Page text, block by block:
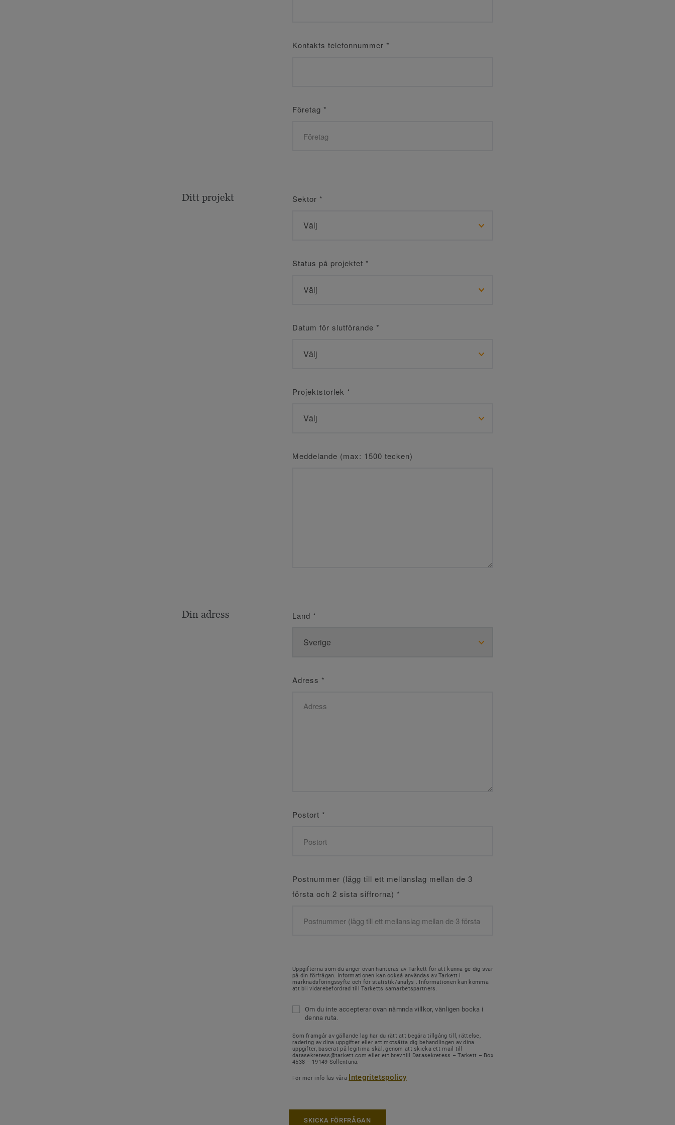
Kontakts telefonnummer *
Företag *
Ditt projekt Sektor *
Status på projektet *
Datum för slutförande *
Projektstorlek *
Meddelande (max: 1500 tecken)
Din adress Land *
Adress *
Postort *
Postnummer (lägg till ett mellanslag mellan de 3
första och 2 sista siffrorna) *
Uppgifterna som du anger ovan hanteras av Tarkett för att kunna ge dig svar
på din förfrågan. Informationen kan också användas av Tarkett i
marknadsföringssyfte och för statistik/analys . Informationen kan komma
att bli vidarebefordrad till Tarketts samarbetspartners.
Om du inte accepterar ovan nämnda villkor, vänligen bocka i
denna ruta.
Som framgår av gällande lag har du rätt att begära tillgång till, rättelse,
radering av dina uppgifter eller att motsätta dig behandlingen av dina
uppgifter, baserat på legitima skäl, genom att skicka ett mail till
datasekretess@tarkett.com eller ett brev till Datasekretess – Tarkett – Box
4538 – 19149 Sollentuna.
För mer info läs våra Integritetspolicy
SKICKA FÖRFRÅGAN